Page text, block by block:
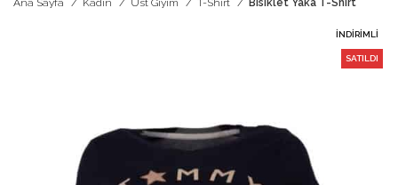
Ana Sayfa Kadın Üst Giyim T-Shirt Bisiklet Yaka T-Shirt
İNDIRIMLI
SATILDI